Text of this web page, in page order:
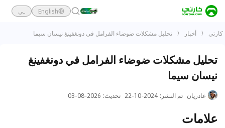
English ـي
كارتي أخبار تحليل مشكلات ضوضاء الفرامل في دونغفينغ نيسان سيما
تحليل مشكلات ضوضاء الفرامل في دونغفينغ
نيسان سيما
عادريان تم النشر :
2024-10-22 تحديث:
2026-08-03
علامات